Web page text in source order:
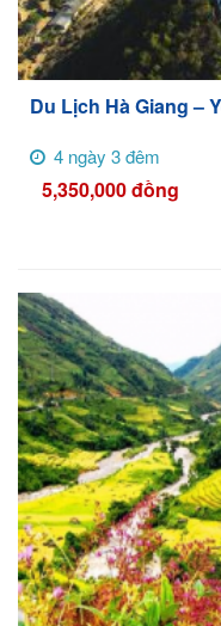
Du Lịch Hà Giang –
4 ngày 3 đêm
5,350,000đồng